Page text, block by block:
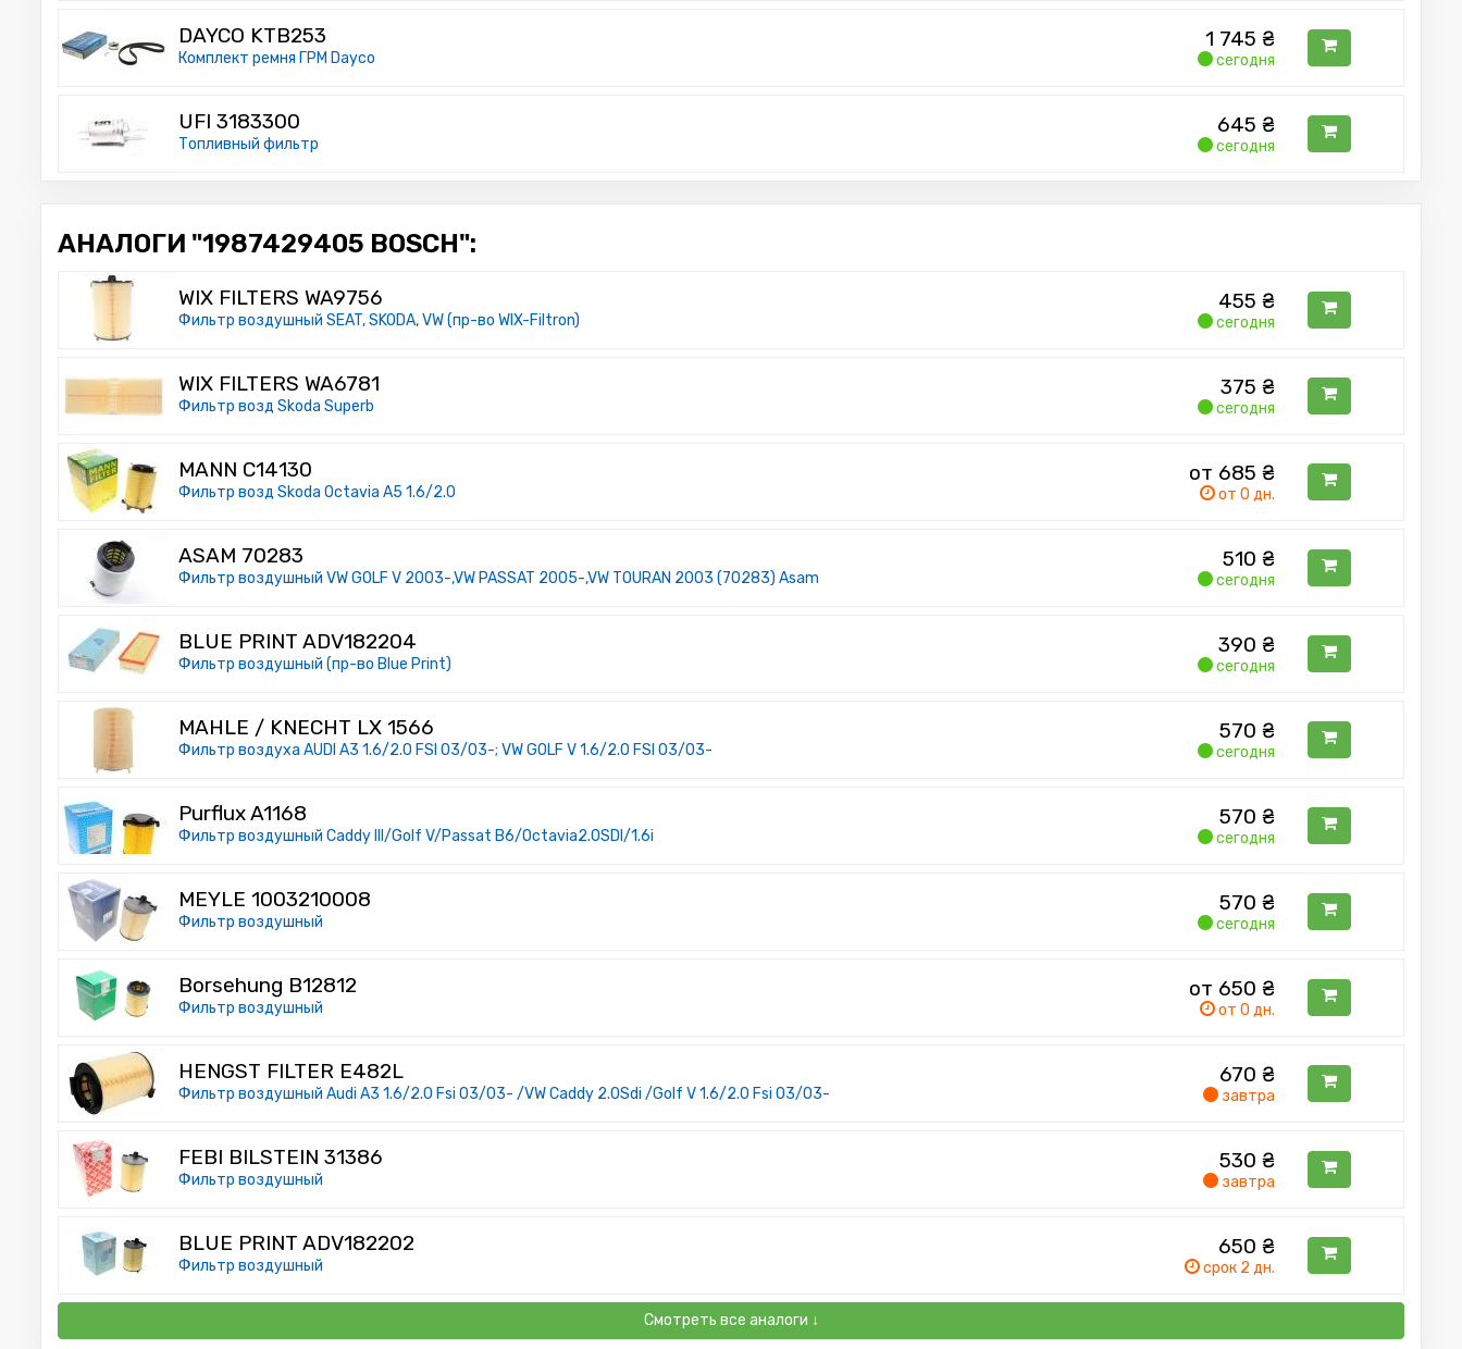
DAYCO KTB253
Комплект ремня ГРМ Dayco
1 745 ₴
сегодня
UFI 3183300
Топливный фильтр
645 ₴
сегодня
АНАЛОГИ "1987429405 BOSCH":
WIX FILTERS WA9756
Фильтр воздушный SEAT, SKODA, VW (пр-во WIX-Filtron)
455 ₴
сегодня
WIX FILTERS WA6781
Фильтр возд Skoda Superb
375 ₴
сегодня
MANN C14130
Фильтр возд Skoda Octavia A5 1.6/2.0
от 685 ₴
от 0 дн.
ASAM 70283
Фильтр воздушный VW GOLF V 2003-,VW PASSAT 2005-,VW TOURAN 2003 (70283) Asam
510 ₴
сегодня
BLUE PRINT ADV182204
Фильтр воздушный (пр-во Blue Print)
390 ₴
сегодня
MAHLE / KNECHT LX 1566
Фильтр воздуха AUDI A3 1.6/2.0 FSI 03/03-; VW GOLF V 1.6/2.0 FSI 03/03-
570 ₴
сегодня
Purflux A1168
Фильтр воздушный Caddy III/Golf V/Passat B6/Octavia2.0SDI/1.6i
570 ₴
сегодня
MEYLE 1003210008
Фильтр воздушный
570 ₴
сегодня
Borsehung B12812
Фильтр воздушный
от 650 ₴
от 0 дн.
HENGST FILTER E482L
Фильтр воздушный Audi A3 1.6/2.0 Fsi 03/03- /VW Caddy 2.0Sdi /Golf V 1.6/2.0 Fsi 03/03-
670 ₴
завтра
FEBI BILSTEIN 31386
Фильтр воздушный
530 ₴
завтра
BLUE PRINT ADV182202
Фильтр воздушный
650 ₴
срок 2 дн.
Смотреть все аналоги ↓